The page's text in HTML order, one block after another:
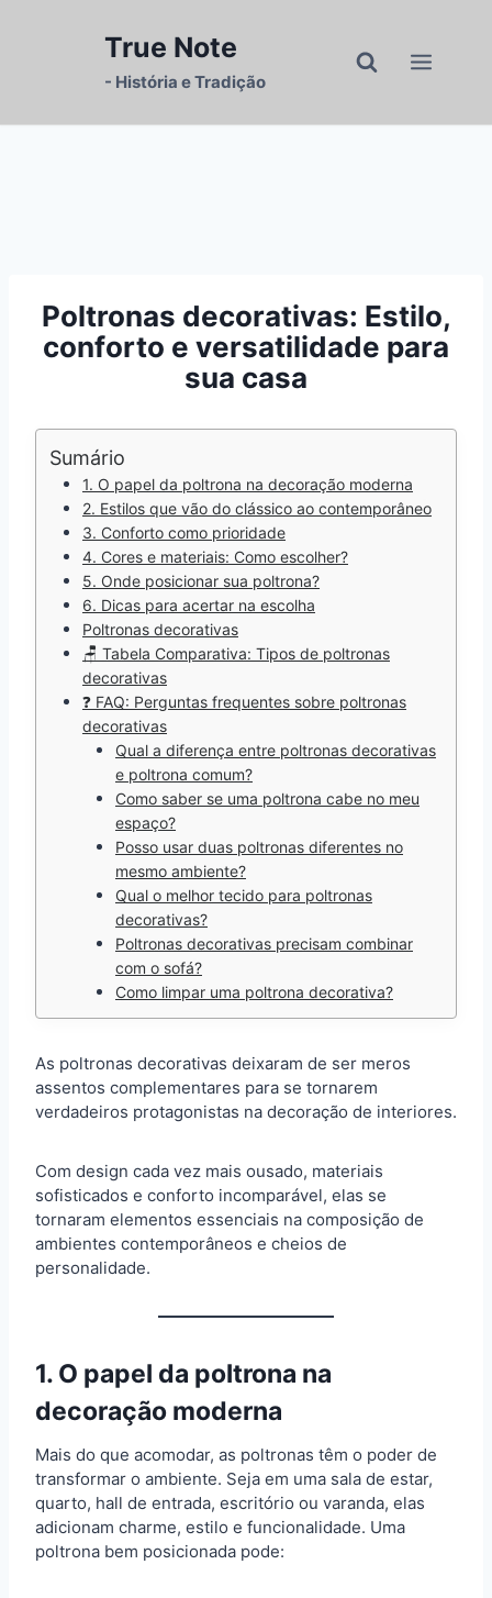
True Note
- História e Tradição
Poltronas decorativas: Estilo,
conforto e versatilidade para
sua casa
Sumário
1. O papel da poltrona na decoração moderna
2. Estilos que vão do clássico ao contemporâneo
3. Conforto como prioridade
4. Cores e materiais: Como escolher?
5. Onde posicionar sua poltrona?
6. Dicas para acertar na escolha
Poltronas decorativas
🪑 Tabela Comparativa: Tipos de poltronas
decorativas
❓ FAQ: Perguntas frequentes sobre poltronas
decorativas
Qual a diferença entre poltronas decorativas
e poltrona comum?
Como saber se uma poltrona cabe no meu
espaço?
Posso usar duas poltronas diferentes no
mesmo ambiente?
Qual o melhor tecido para poltronas
decorativas?
Poltronas decorativas precisam combinar
com o sofá?
Como limpar uma poltrona decorativa?
As poltronas decorativas deixaram de ser meros
assentos complementares para se tornarem
verdadeiros protagonistas na decoração de interiores.
Com design cada vez mais ousado, materiais
sofisticados e conforto incomparável, elas se
tornaram elementos essenciais na composição de
ambientes contemporâneos e cheios de
personalidade.
1. O papel da poltrona na
decoração moderna
Mais do que acomodar, as poltronas têm o poder de
transformar o ambiente. Seja em uma sala de estar,
quarto, hall de entrada, escritório ou varanda, elas
adicionam charme, estilo e funcionalidade. Uma
poltrona bem posicionada pode: